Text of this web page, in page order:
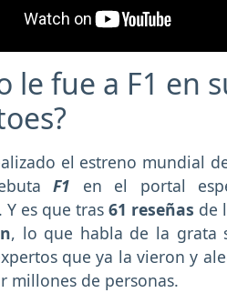
le fue a F1 en
el estreno mundial
F1 en el portal
. Y es que tras 61 reseñas de
, lo que habla de la grata
que ya la vieron y
millones de personas.